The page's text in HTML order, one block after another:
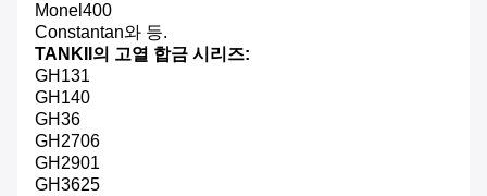
Monel400
Constantan와 등.
TANKII의 고열 합금 시리즈:
GH131
GH140
GH36
GH2706
GH2901
GH3625